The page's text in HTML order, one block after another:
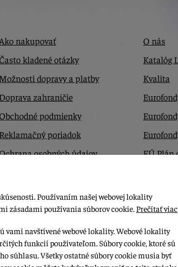
Ako nakupovať
Často kladené otázky
Možnosti dopravy a platby
Doprava zahraničie
Obchodné podmienky
Reklamačný poriadok
osobných údajov
O nás
Katalóg
Kvalita
EÚ Plán
Používaním našej webovej lokality
zásadami používania súborov cookie. Prečítať viac
vami navštívené webové lokality. Webové lokality
funkcií používateľom. Súbory cookie, ktoré sú
súhlasu. Všetky ostatné súbory cookie musia byť